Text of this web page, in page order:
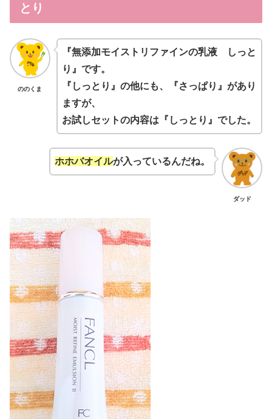
とり
ののくま
『無添加モイストリファインの乳液 しっと
り』です。
『しっとり』の他にも、『さっぱり』があり
ますが、
お試しセットの内容は『しっとり』でした。
ダッド
ホホバオイルが入っているんだね。